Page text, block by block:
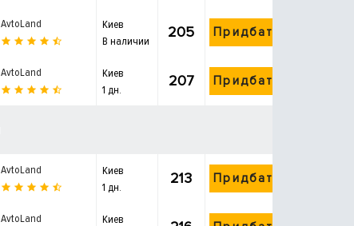
AvtoLand
Киев
В наличии
205 Придбати
AvtoLand
Киев
1 дн.
207 Придбати
AvtoLand
Киев
1 дн.
213 Придбати
AvtoLand
Киев